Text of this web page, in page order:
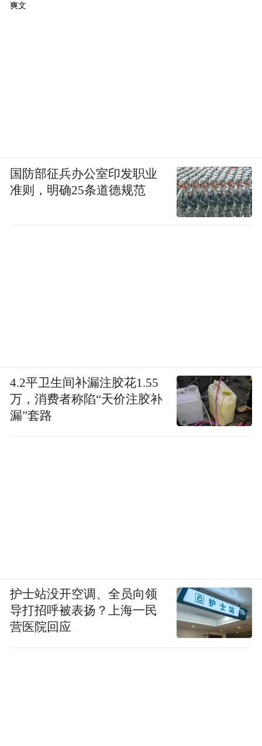
爽文
国防部征兵办公室印发职业
准则，明确25条道德规范
4.2平卫生间补漏注胶花1.55
万，消费者称陷“天价注胶补
漏”套路
护士站没开空调、全员向领
导打招呼被表扬？上海一民
营医院回应